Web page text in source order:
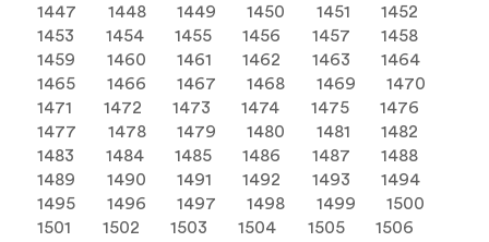
1447
1448 1449 1450 1451
1452
1453
1454 1455 1456 1457
1458
1459
1460 1461 1462 1463
1464
1465
1466 1467 1468 1469
1470
1471
1472 1473 1474 1475
1476
1477
1478 1479 1480 1481
1482
1483
1484 1485 1486 1487
1488
1489
1490 1491 1492 1493
1494
1495
1496 1497 1498 1499
1500
1501
1502 1503 1504 1505
1506